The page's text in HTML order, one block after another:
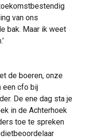
van ons
bak. Maar ik weet
de boeren, onze
een cfo bij
De ene dag sta je
in de Achterhoek
toe te spreken